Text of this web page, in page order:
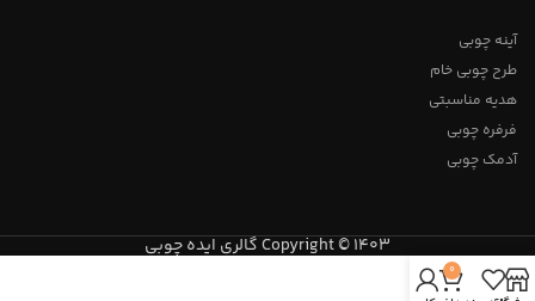
آینه چوبی
طرح چوبی خام
هدیه مناسبتی
فرفره چوبی
آدمک چوبی
Copyright © 1403 گالری ایده چوبی
0